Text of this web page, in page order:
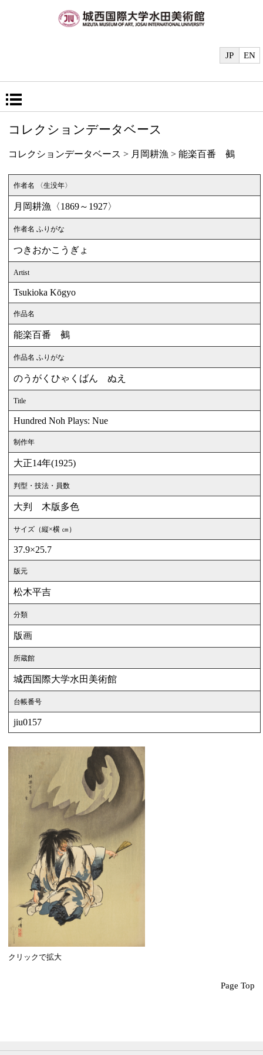
EN
JP
コレクションデータベース
コレクションデータベース > 月岡耕漁 > 能楽百番 鵺
作者名 〈生没年〉
月岡耕漁〈1869～1927〉
作者名 ふりがな
つきおかこうぎょ
Artist
Tsukioka Kōgyo
作品名
能楽百番 鵺
作品名 ふりがな
のうがくひゃくばん ぬえ
Title
Hundred Noh Plays: Nue
制作年
大正14年(1925)
判型・技法・員数
大判 木版多色
サイズ（縦×横 ㎝）
37.9×25.7
版元
松木平吉
分類
版画
所蔵館
城西国際大学水田美術館
台帳番号
jiu0157
クリックで拡大
Page Top